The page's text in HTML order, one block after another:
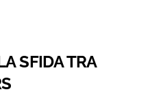
SFIDA TRA